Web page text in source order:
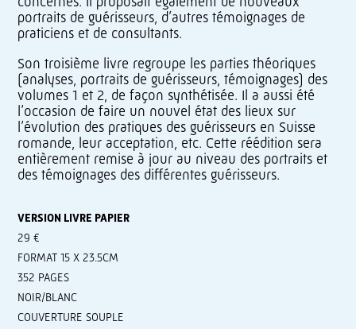
portraits de guérisseurs, d’autres témoignages de
praticiens et de consultants.
Son troisième livre regroupe les parties théoriques
(analyses, portraits de guérisseurs, témoignages) des
volumes 1 et 2, de façon synthétisée. Il a aussi été
l’occasion de faire un nouvel état des lieux sur
l’évolution des pratiques des guérisseurs en Suisse
romande, leur acceptation, etc. Cette réédition sera
entièrement remise à jour au niveau des portraits et
des témoignages des différentes guérisseurs.
VERSION LIVRE PAPIER
29 €
FORMAT 15 X 23.5CM
352 PAGES
NOIR/BLANC
COUVERTURE SOUPLE